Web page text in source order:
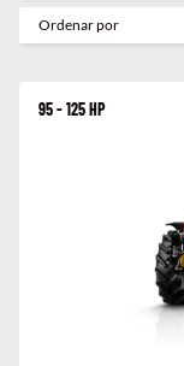
95 - 125 HP